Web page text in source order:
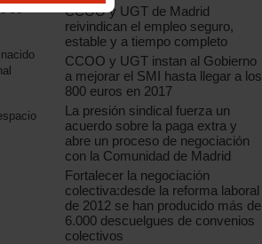
se
CCOO y UGT de Madrid
reivindican el empleo seguro,
estable y a tiempo completo
CCOO y UGT instan al Gobierno
a mejorar el SMI hasta llegar a los
800 euros en 2017
La presión sindical fuerza un
acuerdo sobre la paga extra y
abre un proceso de negociación
con la Comunidad de Madrid
Fortalecer la negociación
colectiva:desde la reforma laboral
de 2012 se han producido más de
6.000 descuelgues de convenios
colectivos